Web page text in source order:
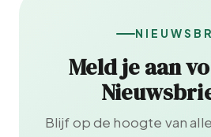
Meld je aan
Blijf op de hoogte van